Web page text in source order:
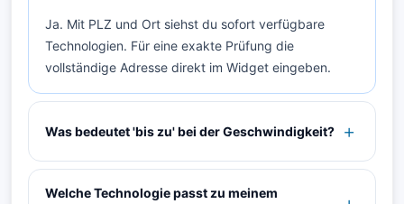
Ja. Mit PLZ und Ort siehst du sofort verfügbare
Technologien. Für eine exakte Prüfung die
vollständige Adresse direkt im Widget eingeben.
Was bedeutet 'bis zu' bei der Geschwindigkeit?
Welche Technologie passt zu meinem